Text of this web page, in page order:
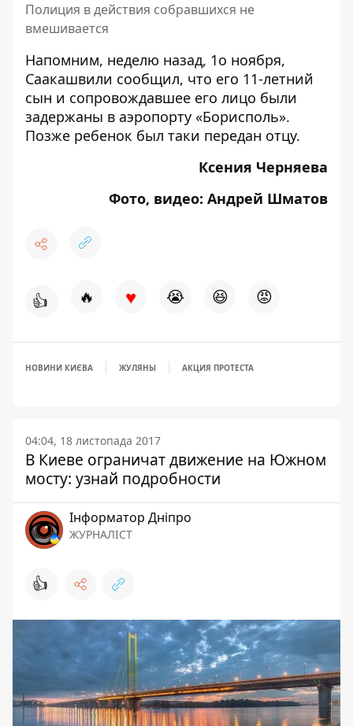
Полиция в действия собравшихся не
вмешивается
Напомним, неделю назад, 1о ноября,
Саакашвили сообщил, что его 11-летний
сын и сопровождавшее его лицо были
задержаны в аэропорту «Борисполь».
Позже ребенок был таки передан отцу.
Ксения Черняева
Фото, видео: Андрей Шматов
👍 🔥 ♥ 😭 😆 😡
НОВИНИ КИЄВА ЖУЛЯНЫ АКЦИЯ ПРОТЕСТА
04:04, 18 листопада 2017
В Киеве ограничат движение на Южном
мосту: узнай подробности
Інформатор Дніпро
ЖУРНАЛІСТ
👍